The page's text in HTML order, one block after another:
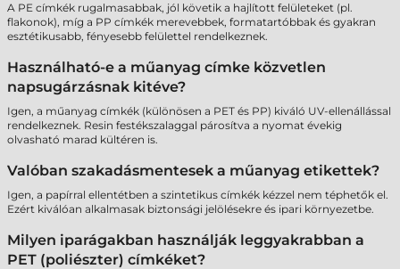
A PE címkék rugalmasabbak, jól követik a hajlított felületeket (pl.
flakonok), míg a PP címkék merevebbek, formatartóbbak és gyakran
esztétikusabb, fényesebb felülettel rendelkeznek.
Használható-e a műanyag címke közvetlen
napsugárzásnak kitéve?
Igen, a műanyag címkék (különösen a PET és PP) kiváló UV-ellenállással
rendelkeznek. Resin festékszalaggal párosítva a nyomat évekig
olvasható marad kültéren is.
Valóban szakadásmentesek a műanyag etikettek?
Igen, a papírral ellentétben a szintetikus címkék kézzel nem téphetők el.
Ezért kiválóan alkalmasak biztonsági jelölésekre és ipari környezetbe.
Milyen iparágakban használják leggyakrabban a
PET (poliészter) címkéket?